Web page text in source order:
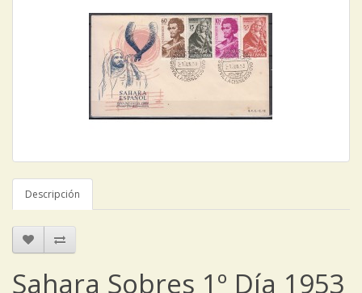
Descripción
Sahara Sobres 1º Día 1953